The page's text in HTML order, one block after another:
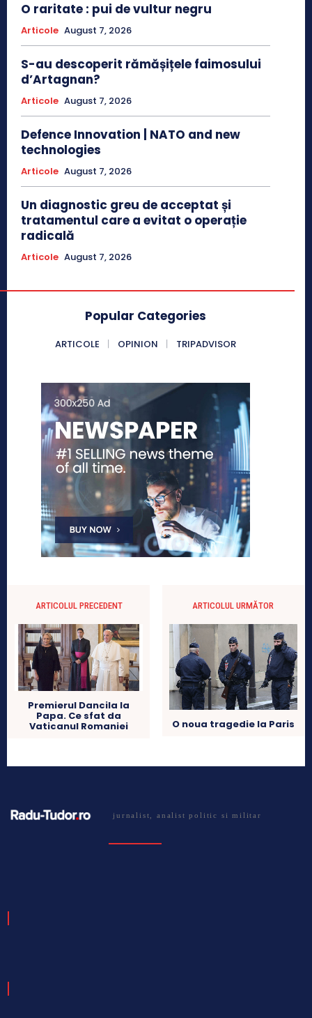
O raritate : pui de vultur negru
Articole August 7, 2026
S-au descoperit rămășițele faimosului
d’Artagnan?
Articole August 7, 2026
Defence Innovation | NATO and new
technologies
Articole August 7, 2026
Un diagnostic greu de acceptat și
tratamentul care a evitat o operație
radicală
Articole August 7, 2026
Popular Categories
ARTICOLE OPINION TRIPADVISOR
ARTICOLUL PRECEDENT
Premierul Dancila la
Papa. Ce sfat da
Vaticanul Romaniei
ARTICOLUL URMĂTOR
O noua tragedie la Paris
jurnalist, analist politic si militar